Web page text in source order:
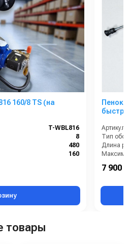
160/8 TS (на
T-WBL816
8
480
160
Артикул:
Тип
7 900
товары